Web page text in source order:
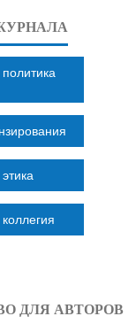
ДЛЯ АВТОРОВ